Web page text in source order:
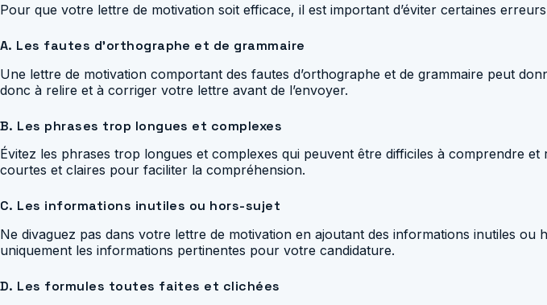
Pour que votre lettre de motivation soit efficace, il est important d’éviter certaines
A. Les fautes d’orthographe et de grammaire
Une lettre de motivation comportant des fautes d’orthographe et de grammaire peut
donc à relire et à corriger votre lettre avant de l’envoyer.
B. Les phrases trop longues et complexes
Évitez les phrases trop longues et complexes qui peuvent être difficiles à comprendre
courtes et claires pour faciliter la compréhension.
C. Les informations inutiles ou hors-sujet
Ne divaguez pas dans votre lettre de motivation en ajoutant des informations inutiles
uniquement les informations pertinentes pour votre candidature.
D. Les formules toutes faites et clichées